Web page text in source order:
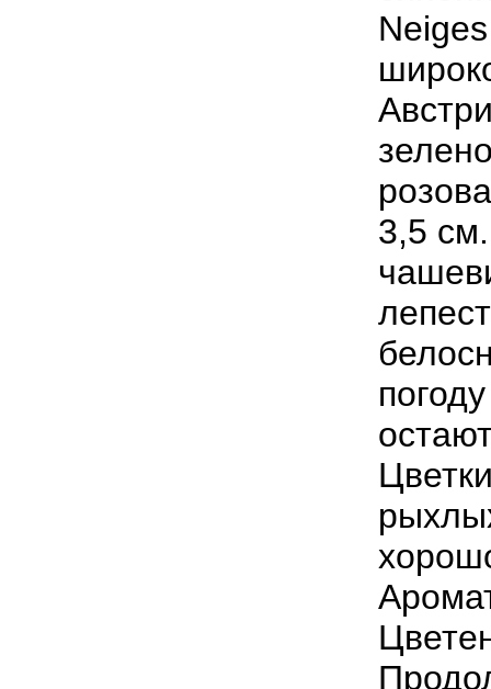
Neiges
3,5 см
погоду